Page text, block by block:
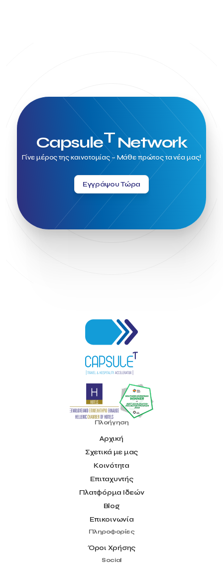
CapsuleTNetwork
Γίνε μέρος της καινοτομίας – Μάθε πρώτος τα νέα μας!
Εγγράψου Τώρα
Πλοήγηση
Αρχική
Σχετικά με μας
Κοινότητα
Επιταχυντής
Πλατφόρμα Ιδεών
Blog
Επικοινωνία
Πληροφορίες
Όροι Χρήσης
Social